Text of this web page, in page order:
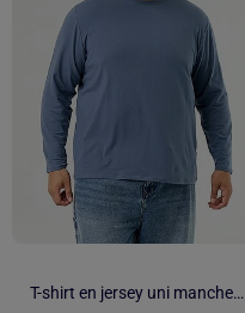
T-shirt en jersey uni manches longues